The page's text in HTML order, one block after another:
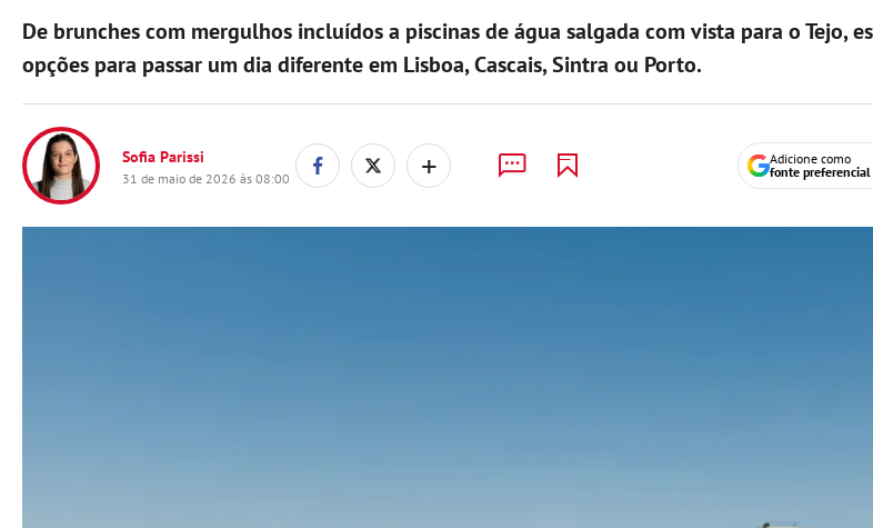
De brunches com mergulhos incluídos a piscinas de água salgada com vista para o Tejo,
opções para passar um dia diferente em Lisboa, Cascais, Sintra ou Porto.
Sofia Parissi
31 de maio de 2026 às 08:00 +
Adicione como
fonte preferencial